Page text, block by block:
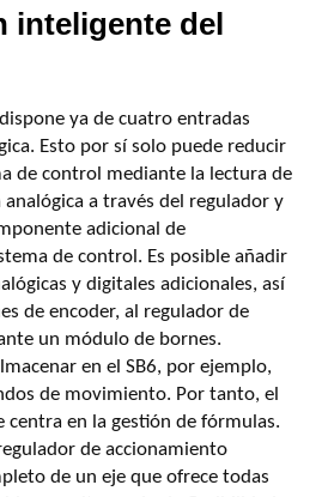
inteligente del
ya de cuatro entradas
Esto por sí solo puede reducir
de control mediante la lectura de
a través del regulador y
adicional de
de control. Es posible añadir
y digitales adicionales, así
de encoder, al regulador de
un módulo de bornes.
en el SB6, por ejemplo,
de movimiento. Por tanto, el
centra en la gestión de fórmulas.
de accionamiento
de un eje que ofrece todas